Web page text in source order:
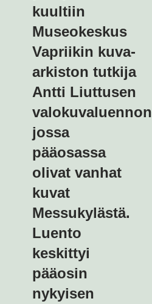
kuultiin
Museokeskus
Vapriikin kuva-
arkiston tutkija
Antti Liuttusen
valokuvaluennon
jossa
pääosassa
olivat vanhat
kuvat
Messukylästä.
Luento
keskittyi
pääosin
nykyisen